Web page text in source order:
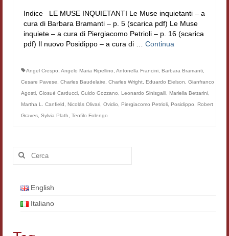
Corpus Rhythmorum Musicum
Epistolografia
Comparatistica
Semicerchio
Filologia digitale
Indice LE MUSE INQUIETANTI Le Muse inquietanti – a
cura di Barbara Bramanti – p. 5 (scarica pdf) Le Muse
inquiete – a cura di Piergiacomo Petrioli – p. 16 (scarica
pdf) Il nuovo Posidippo – a cura di … Continua
Angel Crespo Angelo Maria Ripellino Antonella Francini Barbara Bramanti
Cesare Pavese
Charles Baudelaire Charles Wright Eduardo Eielson
Gianfranco
Agosti Giosuè Carducci Guido Gozzano Leonardo Sinisgalli Mariella Bettarini
Martha L. Canfield
Nicolás Olivari Ovidio Piergiacomo Petrioli Posidippo
Robert
Graves Sylvia Plath Teofilo Folengo
Cerca:
English
Italiano